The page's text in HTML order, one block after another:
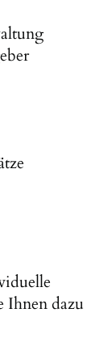
Ihnen dazu